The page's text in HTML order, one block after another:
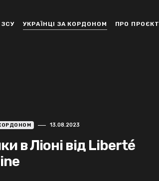
УКРАЇНЦІ ЗА КОРДОНОМ ПРО ПРОЄКТ
КОРДОНОМ 13.08.2023
в Ліоні від Liberté